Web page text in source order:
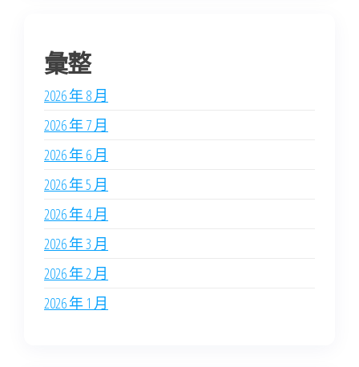
彙整
2026 年 8 月
2026 年 7 月
2026 年 6 月
2026 年 5 月
2026 年 4 月
2026 年 3 月
2026 年 2 月
2026 年 1 月